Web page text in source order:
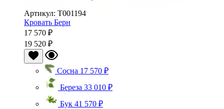
Артикул: Т001194
Кровать Берн
17 570 ₽
19 520 ₽
Сосна 17 570 ₽
Береза 33 010 ₽
Бук 41 570 ₽